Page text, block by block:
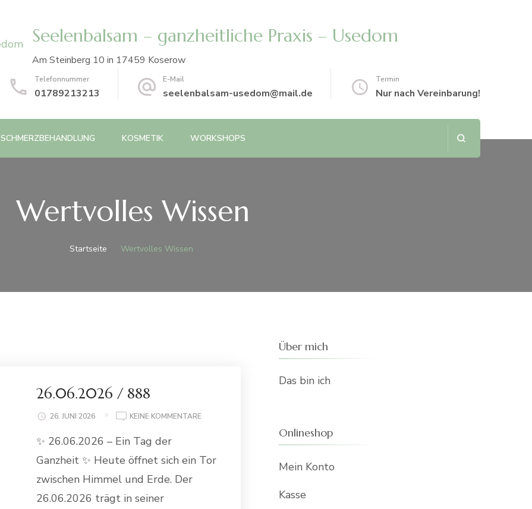
Seelenbalsam – ganzheitliche Praxis – Usedom
Am Steinberg 10 in 17459 Koserow
Telefonnummer
01789213213
E-Mail
seelenbalsam-usedom@mail.de
Termin
Nur nach Vereinbarung!
SCHMERZBEHANDLUNG KOSMETIK WORKSHOPS
Wertvolles Wissen
Startseite Wertvolles Wissen
26.06.2026 / 888
26. JUNI 2026 KEINE KOMMENTAREZU
✨ 26.06.2026 – Ein Tag der
Ganzheit ✨ Heute öffnet sich ein Tor
zwischen Himmel und Erde. Der
26.06.2026 trägt in seiner
Über mich
Das bin ich
Onlineshop
Mein Konto
Kasse